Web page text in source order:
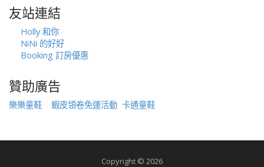
友站連結
Holly 和你
NiNi 的好好
Booking 訂房優惠
贊助廣告
樂樂童鞋 蝦皮領卷免運活動 卡通童鞋
Copyright © 2026